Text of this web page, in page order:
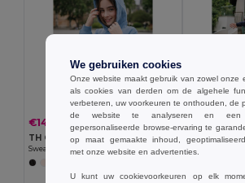
€14.67 -38%
TH Clothes 30174
Sweater voor kinderen (unisex)
€12.69
TH Clothes
We gebruiken cookies
Onze website maakt gebruik van zowel onze
als cookies van derden om de algehele
verbeteren, uw voorkeuren te onthouden, de
de website te analyseren en
gepersonaliseerde browse-ervaring te
op maat gemaakte inhoud,
met onze website en advertenties.
U kunt uw cookievoorkeuren op elk